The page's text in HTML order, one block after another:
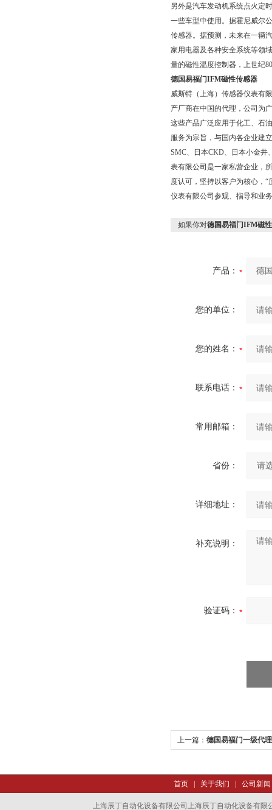
另外是汽车发动机系统点火定
一些车型中使用。据霍尼威尔
传感器。据预测，未来在一辆
家用电器及各种安全系统等领
量的磁性温度控制器，上世纪
德国易福门IFM磁性传感器
威斯特（上海）传感器仪表有
产厂商在中国的代理，公司为
这些产品广泛应用于化工、石
服务为宗旨，与国内各企业建
SMC、日本CKD、日本小金井
表有限公司是一家私营企业，
度认可，坚持以客户为核心，
仪表有限公司参观、指导和业
如果你对德国易福门IFM磁
产品：
您的单位：
您的姓名：
联系电话：
常用邮箱：
省份：
详细地址：
补充说明：
验证码：
上一篇： 德国易福门一级代
首页| 关于我们 公司新闻
上海辰丁自动化设备有限公司上海辰丁自动化设备有限